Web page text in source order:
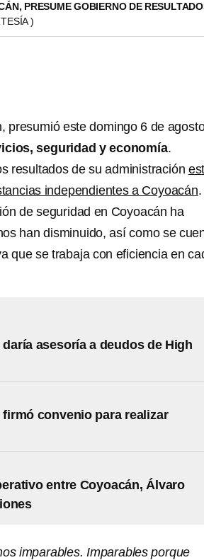
PRESUME GOBIERNO DE
)
presumió este domingo 6 de
seguridad y economía.
resultados de su administración
independientes a Coyoacán.
de seguridad en Coyoacán ha
han disminuido, así como se
que se trabaja con eficiencia en
asesoría a deudos de High
convenio para realizar
entre Coyoacán, Álvaro
imparables. Imparables porque